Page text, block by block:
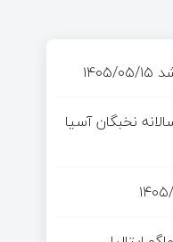
۱۴۰۵/۰۵/۱۵
نخبگان آسیا
۱۵